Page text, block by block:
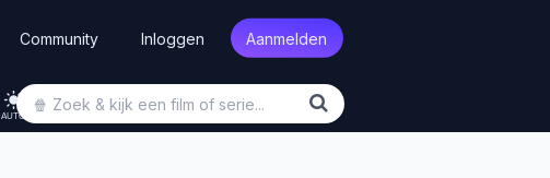
Community Inloggen Aanmelden
AUTO